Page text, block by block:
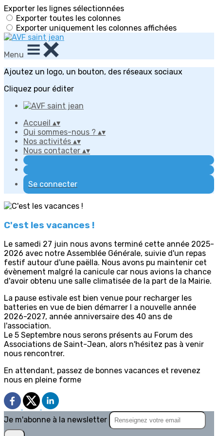
Exporter les lignes sélectionnées
Exporter toutes les colonnes
Exporter uniquement les colonnes affichées
Menu
Ajoutez un logo, un bouton, des réseaux sociaux
Cliquez pour éditer
Accueil ▴▾
Qui sommes-nous ? ▴▾
Nos activités ▴▾
Nous contacter ▴▾
Se connecter
C'est les vacances !
Le samedi 27 juin nous avons terminé cette année 2025-
2026 avec notre Assemblée Générale, suivie d'un repas
festif autour d'une paëlla. Nous avons pu maintenir cet
évènement malgré la canicule car nous avions la chance
d'avoir obtenu une salle climatisée de la part de la Mairie.
La pause estivale est bien venue pour recharger les
batteries en vue de bien démarrer l a nouvelle année
2026-2027, année anniversaire des 40 ans de
l'association.
Le 5 Septembre nous serons présents au Forum des
Associations de Saint-Jean, alors n'hésitez pas à venir
nous rencontrer.
En attendant, passez de bonnes vacances et revenez
nous en pleine forme
Je m'abonne à la newsletter